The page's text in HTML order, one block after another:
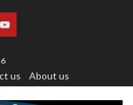
us About us